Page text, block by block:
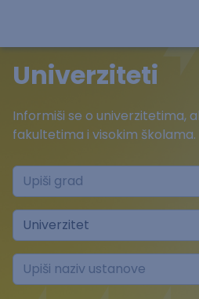
Univerziteti
Informiši se o univerzitetima,
fakultetima i visokim školama.
Upiši grad
univerzitet
Upiši naziv ustanove